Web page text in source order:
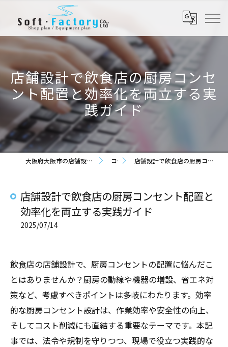
店舗設計で飲食店の厨房コンセ
ント配置と効率化を両立する実
践ガイド
大阪府大阪市の店舗設計なら株式会社ソフト・ファクトリー コラム 店舗設計で飲食店の厨房コンセント配置と効率化を両立する実践ガイド
店舗設計で飲食店の厨房コンセント配置と
効率化を両立する実践ガイド
2025/07/14
飲食店の店舗設計で、厨房コンセントの配置に悩んだこ
とはありませんか？厨房の動線や機器の増設、省エネ対
策など、考慮すべきポイントは多岐にわたります。効率
的な厨房コンセント設計は、作業効率や安全性の向上、
そしてコスト削減にも直結する重要なテーマです。本記
事では、法令や規制を守りつつ、現場で役立つ実践的な